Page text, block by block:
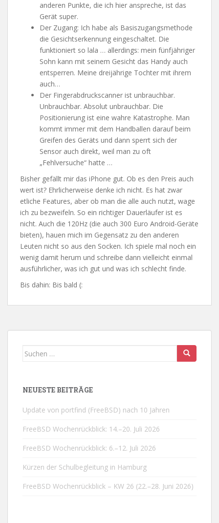
anderen Punkte, die ich hier anspreche, ist das
Gerät super.
Der Zugang: Ich habe als Basiszugangsmethode
die Gesichtserkennung eingeschaltet. Die
funktioniert so lala … allerdings: mein fünfjähriger
Sohn kann mit seinem Gesicht das Handy auch
entsperren. Meine dreijährige Tochter mit ihrem
auch…
Der Fingerabdruckscanner ist unbrauchbar.
Unbrauchbar. Absolut unbrauchbar. Die
Positionierung ist eine wahre Katastrophe. Man
kommt immer mit dem Handballen darauf beim
Greifen des Geräts und dann sperrt sich der
Sensor auch direkt, weil man zu oft
„Fehlversuche“ hatte …
Bisher gefällt mir das iPhone gut. Ob es den Preis auch
wert ist? Ehrlicherweise denke ich nicht. Es hat zwar
etliche Features, aber ob man die alle auch nutzt, wage
ich zu bezweifeln. So ein richtiger Dauerläufer ist es
nicht. Auch die 120Hz (die auch 300 Euro Android-Geräte
bieten), hauen mich im Gegensatz zu den anderen
Leuten nicht so aus den Socken. Ich spiele mal noch ein
wenig damit herum und schreibe dann vielleicht einmal
ausführlicher, was ich gut und was ich schlecht finde.
Bis dahin: Bis bald (:
Suchen
NEUESTE BEITRÄGE
Update von portfind (FreeBSD) nach 10 Jahren
FreeBSD Wochenrückblick: 14.–20. Juli 2026
FreeBSD Wochenrückblick: 6.–12. Juli 2026
Kürzen der Schulbegleitung in Hamburg
FreeBSD Wochenrückblick – KW 26 (22.–28. Juni 2026)